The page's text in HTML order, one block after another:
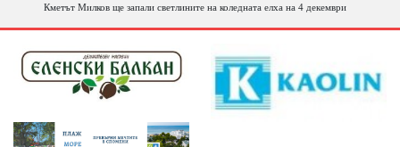
Кметът Милков ще запали светлините на коледната елха на 4 декември